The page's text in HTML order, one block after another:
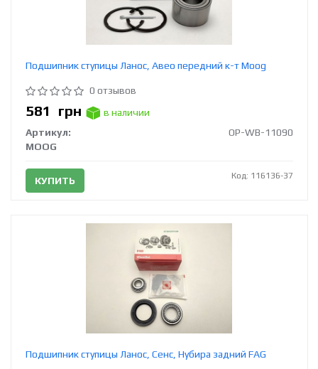
Подшипник ступицы Ланос, Авео передний к-т Moog
0 отзывов
581 грн
в наличии
Артикул:
OP-WB-11090
MOOG
КУПИТЬ Код: 116136-37
Подшипник ступицы Ланос, Сенс, Нубира задний FAG